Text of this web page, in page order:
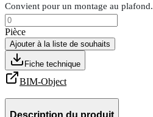
Convient pour un montage au plafond.
Pièce
Ajouter à la liste de souhaits
Fiche technique
BIM-Object
Description du produit